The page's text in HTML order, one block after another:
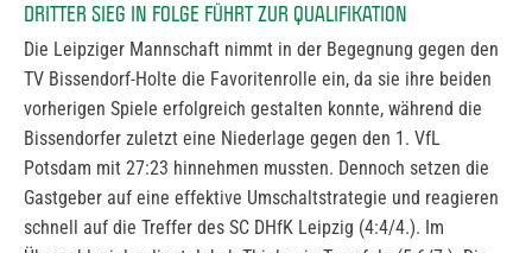
DRITTER SIEG IN FOLGE FÜHRT ZUR QUALIFIKATION
Die Leipziger Mannschaft nimmt in der Begegnung gegen den
TV Bissendorf-Holte die Favoritenrolle ein, da sie ihre beiden
vorherigen Spiele erfolgreich gestalten konnte, während die
Bissendorfer zuletzt eine Niederlage gegen den 1. VfL
Potsdam mit 27:23 hinnehmen mussten. Dennoch setzen die
Gastgeber auf eine effektive Umschaltstrategie und reagieren
schnell auf die Treffer des SC DHfK Leipzig (4:4/4.). Im